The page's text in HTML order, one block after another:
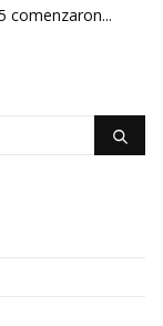
comenzaron...